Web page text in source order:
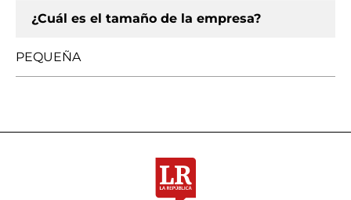
¿Cuál es el tamaño de la empresa?
PEQUEÑA